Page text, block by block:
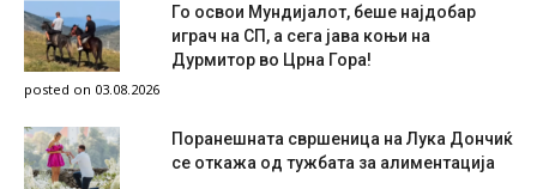
Го освои Мундијалот, беше најдобар
играч на СП, а сега јава коњи на
Дурмитор во Црна Гора!
posted on 03.08.2026
Поранешната свршеница на Лука Дончиќ
се откажа од тужбата за алиментација